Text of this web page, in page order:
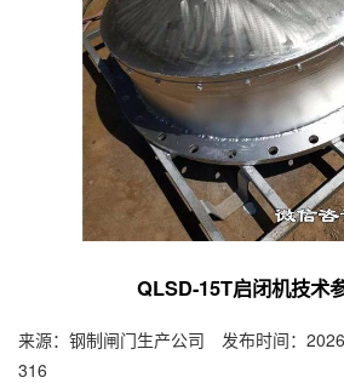
QLSD-15T启闭机技术
来源：钢制闸门生产公司 发布时间：
316